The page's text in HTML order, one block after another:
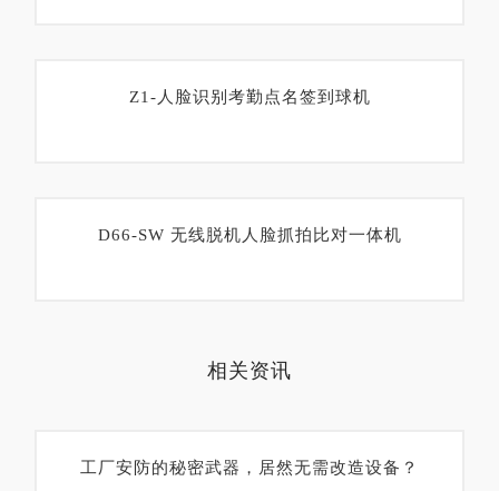
Z1-人脸识别考勤点名签到球机
D66-SW 无线脱机人脸抓拍比对一体机
相关资讯
工厂安防的秘密武器，居然无需改造设备？